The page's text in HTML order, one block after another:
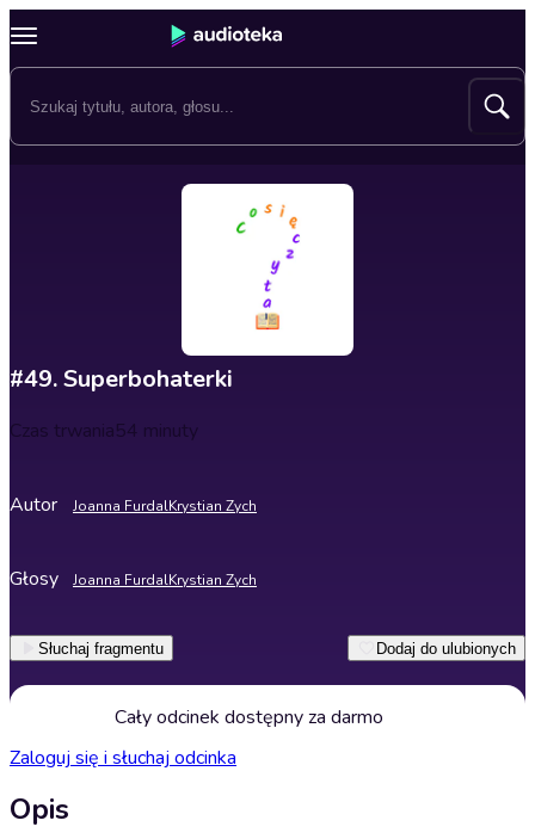
#49. Superbohaterki
Czas trwania54 minuty
Autor Joanna FurdalKrystian Zych
Głosy Joanna FurdalKrystian Zych
Słuchaj fragmentu Dodaj do ulubionych
Cały odcinek dostępny za darmo
Zaloguj się i słuchaj odcinka
Opis